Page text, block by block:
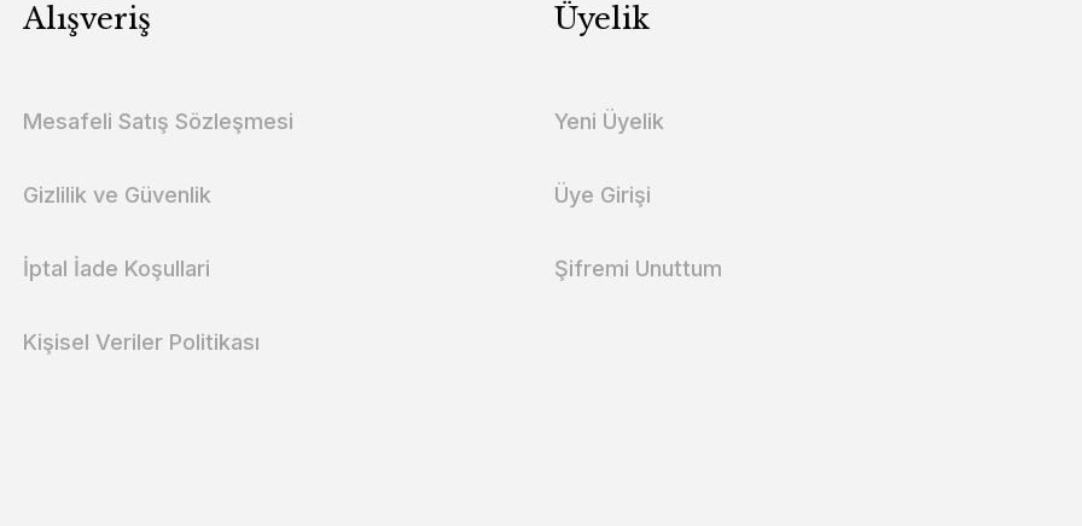
Alışveriş
Mesafeli Satış Sözleşmesi
Gizlilik ve Güvenlik
İptal İade Koşullari
Kişisel Veriler Politikası
Üyelik
Yeni Üyelik
Üye Girişi
Şifremi Unuttum